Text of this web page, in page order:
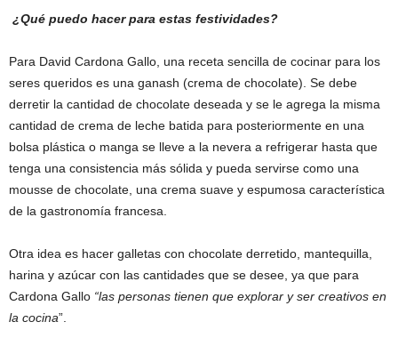
¿Qué puedo hacer para estas festividades?
Para David Cardona Gallo, una receta sencilla de cocinar para los
seres queridos es una ganash (crema de chocolate). Se debe
derretir la cantidad de chocolate deseada y se le agrega la misma
cantidad de crema de leche batida para posteriormente en una
bolsa plástica o manga se lleve a la nevera a refrigerar hasta que
tenga una consistencia más sólida y pueda servirse como una
mousse de chocolate, una crema suave y espumosa característica
de la gastronomía francesa.
Otra idea es hacer galletas con chocolate derretido, mantequilla,
harina y azúcar con las cantidades que se desee, ya que para
Cardona Gallo “las personas tienen que explorar y ser creativos en
la cocina”.